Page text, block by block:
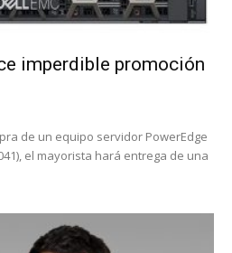
imperdible promoción
de un equipo servidor PowerEdge
el mayorista hará entrega de una